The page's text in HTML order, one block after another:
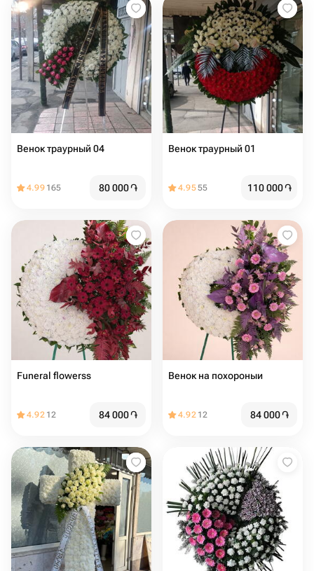
Венок траурный 04
4.99 165 80 000֏
Венок траурный 01
4.9555 110 000֏
Funeral flowerss
4.92 12 84 000֏
Венок на похороныи
4.92 12 84 000֏